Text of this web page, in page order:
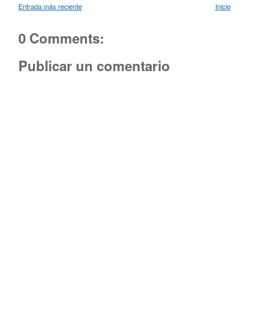
Entrada más reciente Inicio
0 Comments:
Publicar un comentario